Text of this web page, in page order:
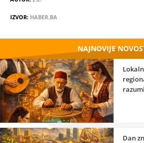
IZVOR: HABER.BA
NAJNOVIJE
Dan